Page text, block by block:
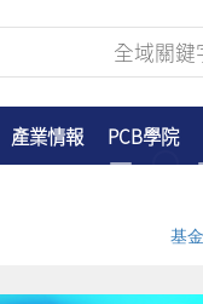
產業情報 PCB學院